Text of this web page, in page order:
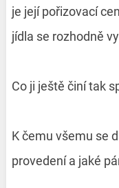
je její pořizovací
jídla se rozhodně
Co ji ještě činí tak
K čemu všemu se
provedení a jaké